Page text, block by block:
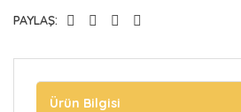
PAYLAŞ:
Ürün Bilgisi